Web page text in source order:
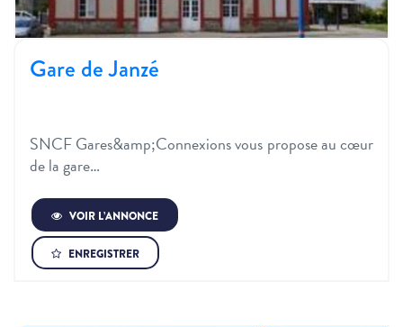
Gare de Janzé
SNCF Gares&amp;Connexions vous propose au cœur
de la gare…
VOIR L’ANNONCE
ENREGISTRER